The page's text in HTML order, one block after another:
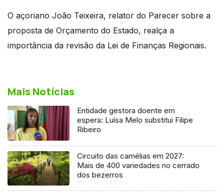
O açoriano João Teixeira, relator do Parecer sobre a
proposta de Orçamento do Estado, realça a
importância da revisão da Lei de Finanças Regionais.
Mais Notícias
Entidade gestora doente em
espera: Luísa Melo substitui Filipe
Ribeiro
Circuito das camélias em 2027:
Mais de 400 variedades no cerrado
dos bezerros